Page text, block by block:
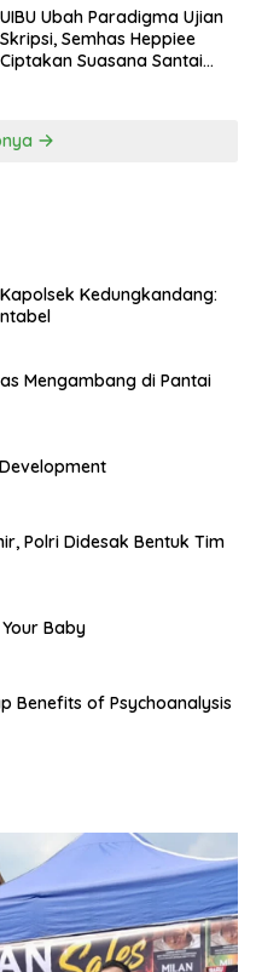
UIBU Ubah Paradigma Ujian
Skripsi, Semhas Heppiee
Ciptakan Suasana Santai
Kedungkandang:
Mengambang di Pantai
Polri Didesak Bentuk Tim
Baby
Benefits of Psychoanalysis